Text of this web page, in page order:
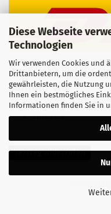
Diese Webseite
Technologien
Wir verwenden Cookies und
Drittanbietern, um die
gewährleisten, die Nutzung
Ihnen ein bestmögliches
Informationen finden Sie in
Zahlbar via
Vorkasse
Vertrag widerrufen